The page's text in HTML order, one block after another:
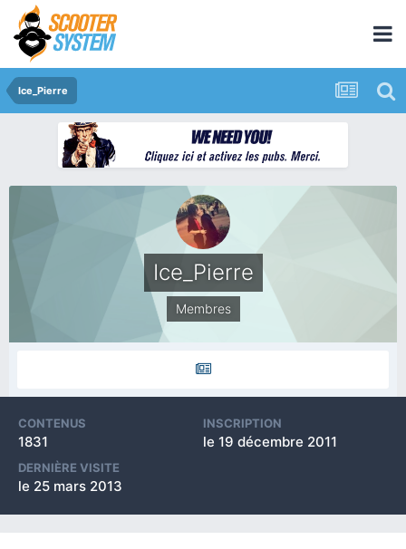
Ice_Pierre
Ice_Pierre
Membres
CONTENUS
1831
INSCRIPTION
le 19 décembre 2011
DERNIÈRE VISITE
le 25 mars 2013